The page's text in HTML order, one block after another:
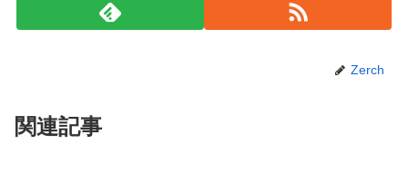
Zerch
関連記事